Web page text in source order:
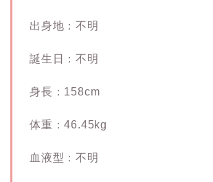
出身地：不明
誕生日：不明
身長：158cm
体重：46.45kg
血液型：不明